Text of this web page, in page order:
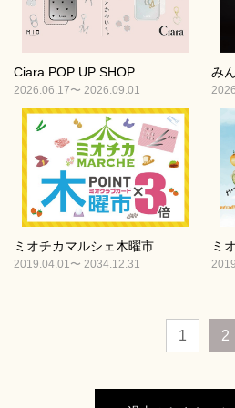
Ciara POP UP SHOP
2026.06.17〜 2026.09.01
み
ミオチカマルシェ木曜市
2019.04.01〜 2034.12.31
ミ
1 2